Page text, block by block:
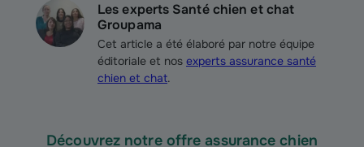
Les experts Santé chien et chat
Groupama
Cet article a été élaboré par notre équipe
éditoriale et nos experts assurance santé
chien et chat.
Découvrez notre offre assurance chien